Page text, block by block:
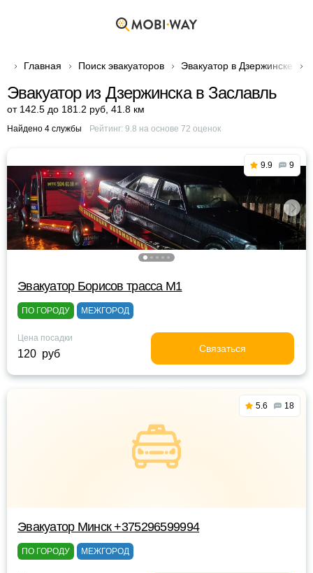
Главная Поиск эвакуаторов Эвакуатор в Дзержинске
Эвакуатор из Дзержинска в Заславль
от 142.5 до 181.2 руб 41.8 км
Найдено 4 службы Рейтинг: 9.8 на основе 72 оценок
9.9 9
Эвакуатор Борисов трасса М1
ПО ГОРОДУ МЕЖГОРОД
Цена посадки
120 руб Связаться
5.6 18
Эвакуатор Минск +375296599994
ПО ГОРОДУ МЕЖГОРОД